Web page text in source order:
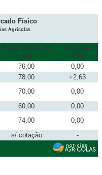
Físico
Agrícolas
Preço (R$/sc 50
kg)
Variação
(%)
76,00
0,00
78,00
+2,63
70,00
0,00
60,00
0,00
74,00
0,00
s/ cotação
-